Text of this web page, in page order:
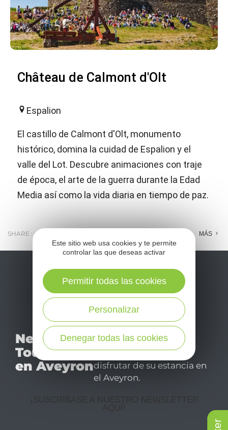
Château de Calmont d'Olt
Espalion
El castillo de Calmont d'Olt, monumento
histórico, domina la cuidad de Espalion y el
valle del Lot. Descubre animaciones con traje
de época, el arte de la guerra durante la Edad
Media así como la vida diaria en tiempo de paz.
SHARE : MÁS
Newsletter
Tourismo
en Aveyron
No se pierda nuestro
mensual newsletter y
déjese inspirar para
disfrutar de su estancia en
el Aveyron.
¡SUSCRÍBASE A NUESTRO NEWSLETTER
AQUÍ!
Este sitio web usa cookies y te permite
controlar las que deseas activar
Denegar todas las cookies
Personalizar
Permitir todas las cookies